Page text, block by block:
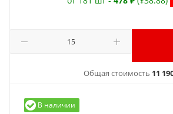
Общая стоимость 11
В наличии